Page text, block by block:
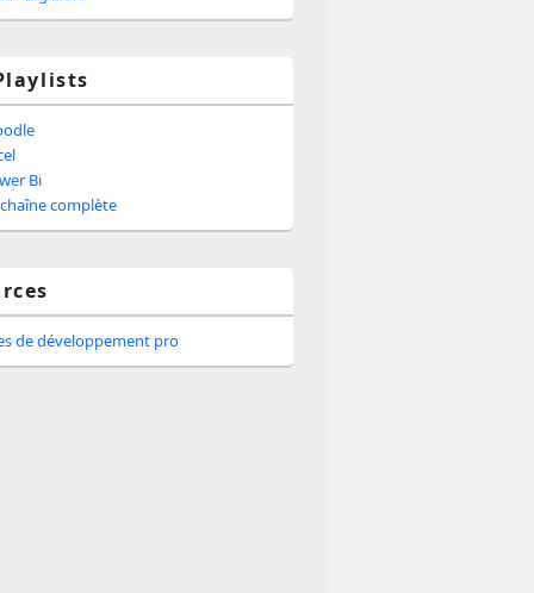
Bi
complète
de développement pro